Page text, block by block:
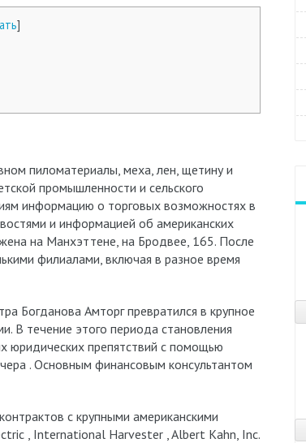
]
пиломатериалы, меха, лен, щетину и
промышленности и сельского
информацию о торговых возможностях в
и информацией об американских
на Манхэттене, на Бродвее, 165. После
филиалами, включая в разное время
Богданова Амторг превратился в крупное
В течение этого периода становления
юридических препятствий с помощью
. Основным финансовым консультантом
с крупными американскими
, International Harvester , Albert Kahn, Inc.